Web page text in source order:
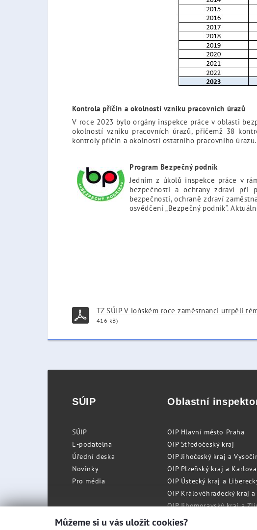
Kontrola příčin a okolností vzniku pracovních úrazů
V roce 2023 bylo orgány inspekce práce v oblasti
okolností vzniku pracovních úrazů, přičemž 38
kontroly příčin a okolností ostatního pracovního
Program Bezpečný podnik
Jedním z úkolů inspekce práce v
bezpečnosti a ochrany zdraví při
bezpečnosti, ochraně zdraví
osvědčení „Bezpečný podnik“.
TZ SÚIP V loňském roce zaměstnanci utrpěli
416 kB)
SÚIP
SÚIP
E-podatelna
Úřední deska
Novinky
Pro média
Oblastní
OIP Hlavní město Praha
OIP Středočeský kraj
OIP Jihočeský kraj a
OIP Plzeňský kraj a
OIP Ústecký kraj a
OIP Královéhradecký kraj
OIP Jihomoravský kraj a
OIP Moravskoslezský kraj a
Můžeme si u vás uložit cookies?